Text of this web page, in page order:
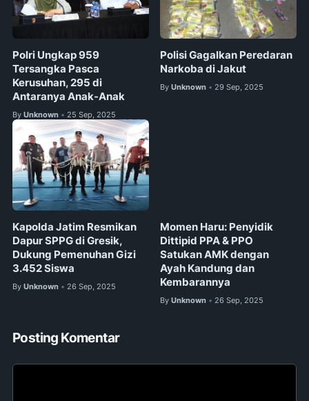
Polri Ungkap 959
Tersangka Pasca
Kerusuhan, 295 di
Antaranya Anak-Anak
By Unknown • 25 Sep, 2025
Polisi Gagalkan Peredaran
Narkoba di Jakut
By Unknown • 29 Sep, 2025
Kapolda Jatim Resmikan
Dapur SPPG di Gresik,
Dukung Pemenuhan Gizi
3.452 Siswa
By Unknown • 26 Sep, 2025
Momen Haru: Penyidik
Dittipid PPA & PPO
Satukan AMK dengan
Ayah Kandung dan
Kembarannya
By Unknown • 26 Sep, 2025
Posting Komentar